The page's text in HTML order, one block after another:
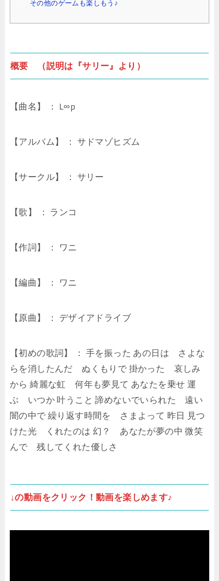
その他のゲームも楽しもう♪
概要 （説明は『サリー』より）
【曲名】 ： L∞p
【アルバム】 ： サドマゾヒズム
【サークル】 ： サリー
【歌】 ： ランコ
【作詞】 ： ワニ
【編曲】 ： ワニ
【原曲】 ： デザイアドライブ
【初めの歌詞】 ： 手を振った あの日は さよな
らを消したんだ ぬくもりで 掛かった 哀しみ
から 綺麗な虹 何年も夢見て あなたを乗せ 運
ぶ いつか 叶うこと 諦めないでいられた 遠い
闇の中で 繰り返す時間を さまよって 昨日 見つ
けた光 くれたのは 幻？ あなたが夢の中 微笑
んで 残してくれた優しさ
↓の動画をクリック！動画を楽しめます♪